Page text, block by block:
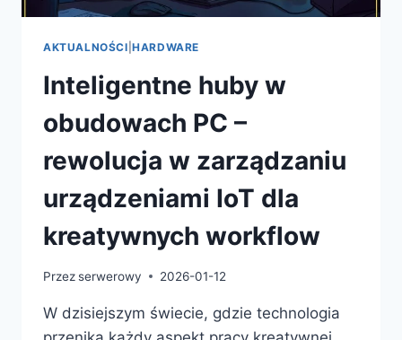
AKTUALNOŚCI |HARDWARE
Inteligentne huby w
obudowach PC –
rewolucja w zarządzaniu
urządzeniami IoT dla
kreatywnych workflow
Przezserwerowy 2026-01-12
W dzisiejszym świecie, gdzie technologia